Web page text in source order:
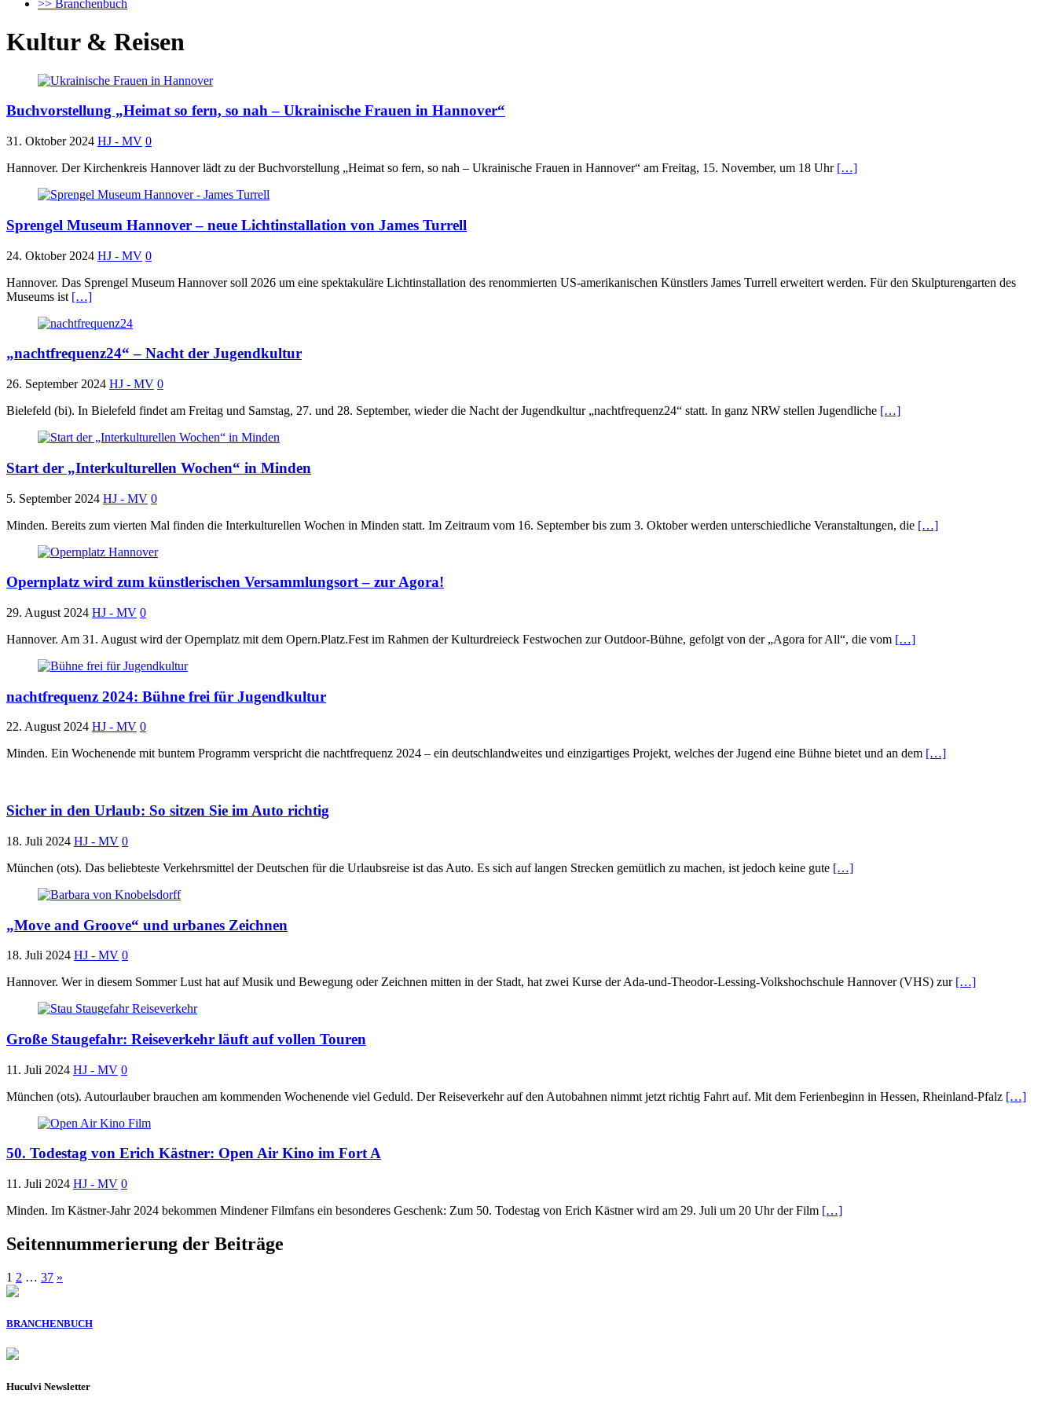
>> Branchenbuch
Kultur & Reisen
Buchvorstellung „Heimat so fern, so nah – Ukrainische Frauen in Hannover“
31. Oktober 2024 HJ - MV 0
Hannover. Der Kirchenkreis Hannover lädt zu der Buchvorstellung „Heimat so fern, so nah – Ukrainische Frauen in Hannover“ am Freitag, 15. November, um 18 Uhr […]
Sprengel Museum Hannover – neue Lichtinstallation von James Turrell
24. Oktober 2024 HJ - MV 0
Hannover. Das Sprengel Museum Hannover soll 2026 um eine spektakuläre Lichtinstallation des renommierten US-amerikanischen Künstlers James Turrell erweitert werden. Für den Skulpturengarten des
Museums ist […]
„nachtfrequenz24“ – Nacht der Jugendkultur
26. September 2024 HJ - MV 0
Bielefeld (bi). In Bielefeld findet am Freitag und Samstag, 27. und 28. September, wieder die Nacht der Jugendkultur „nachtfrequenz24“ statt. In ganz NRW stellen Jugendliche […]
Start der „Interkulturellen Wochen“ in Minden
5. September 2024 HJ - MV 0
Minden. Bereits zum vierten Mal finden die Interkulturellen Wochen in Minden statt. Im Zeitraum vom 16. September bis zum 3. Oktober werden unterschiedliche Veranstaltungen, die […]
Opernplatz wird zum künstlerischen Versammlungsort – zur Agora!
29. August 2024 HJ - MV 0
Hannover. Am 31. August wird der Opernplatz mit dem Opern.Platz.Fest im Rahmen der Kulturdreieck Festwochen zur Outdoor-Bühne, gefolgt von der „Agora for All“, die vom […]
nachtfrequenz 2024: Bühne frei für Jugendkultur
22. August 2024 HJ - MV 0
Minden. Ein Wochenende mit buntem Programm verspricht die nachtfrequenz 2024 – ein deutschlandweites und einzigartiges Projekt, welches der Jugend eine Bühne bietet und an dem […]
Sicher in den Urlaub: So sitzen Sie im Auto richtig
18. Juli 2024 HJ - MV 0
München (ots). Das beliebteste Verkehrsmittel der Deutschen für die Urlaubsreise ist das Auto. Es sich auf langen Strecken gemütlich zu machen, ist jedoch keine gute […]
„Move and Groove“ und urbanes Zeichnen
18. Juli 2024 HJ - MV 0
Hannover. Wer in diesem Sommer Lust hat auf Musik und Bewegung oder Zeichnen mitten in der Stadt, hat zwei Kurse der Ada-und-Theodor-Lessing-Volkshochschule Hannover (VHS) zur […]
Große Staugefahr: Reiseverkehr läuft auf vollen Touren
11. Juli 2024 HJ - MV 0
München (ots). Autourlauber brauchen am kommenden Wochenende viel Geduld. Der Reiseverkehr auf den Autobahnen nimmt jetzt richtig Fahrt auf. Mit dem Ferienbeginn in Hessen, Rheinland-Pfalz […]
50. Todestag von Erich Kästner: Open Air Kino im Fort A
11. Juli 2024 HJ - MV 0
Minden. Im Kästner-Jahr 2024 bekommen Mindener Filmfans ein besonderes Geschenk: Zum 50. Todestag von Erich Kästner wird am 29. Juli um 20 Uhr der Film […]
Seitennummerierung der Beiträge
1 2 … 37 »
BRANCHENBUCH
Huculvi Newsletter